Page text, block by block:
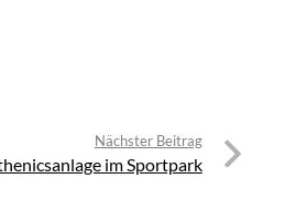
Nächster Beitrag
im Sportpark